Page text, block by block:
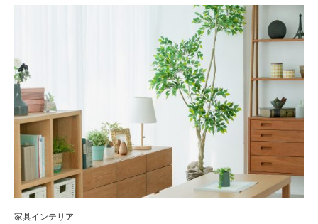
家具インテリア